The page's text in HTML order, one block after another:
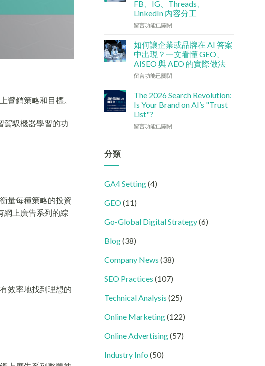
營銷策略和目標。
駕馭機器學習的功
量每種策略的投資
網上廣告系列的綜
效率地找到理想的
港
中
小
5
大
實
用
策
中
檢
查
清
如
何
讓
網
站
GEO
機
器
友
好？
南〉
FB、IG、Threads、
LinkedIn 內容分工
在
交
媒
體
如
何
強
(AISEO)
效
果？
IG、
LinkedIn
容
工〉
中
留言功能已關閉
如何讓企業或品牌在 AI 答案
中出現？一文看懂 GEO、
AISEO 與 AEO 的實際做法
在
何
讓
企
業
或
中
現？
GEO、
與
的
際
中
留言功能已關閉
The 2026 Search Revolution:
Is Your Brand on AI’s "Trust
List"?
在
已
進
代
品
如
進
的
任
單」？〉
留言功能已關閉
分類
GA4 Setting(4)
GEO(11)
Go-Global Digital Strategy(6)
Blog(38)
Company News (38)
SEO Practices (107)
Technical Analysis (25)
Online Marketing(122)
Online Advertising(57)
Industry Info (50)